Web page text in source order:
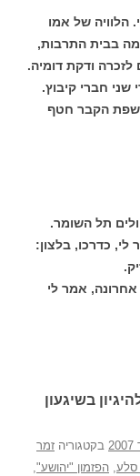
הלוויה של אמו
בבית התרבות,
לזכרה ודקת דומיה.
שני חברי קיבוץ.
שפת הקבר חטף
תל השומר.
כדרכו, בלצון:
אמר לי
בשיגעון
בקטגוריה זמר
סלע, הפזמון "יהושע",